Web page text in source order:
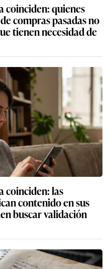
coinciden: quienes
compras pasadas no
tienen necesidad de
coinciden: las
contenido en sus
buscar validación